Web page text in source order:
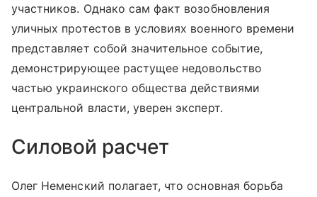
участников. Однако сам факт возобновления
уличных протестов в условиях военного времени
представляет собой значительное событие,
демонстрирующее растущее недовольство
частью украинского общества действиями
центральной власти, уверен эксперт.
Силовой расчет
Олег Неменский полагает, что основная борьба